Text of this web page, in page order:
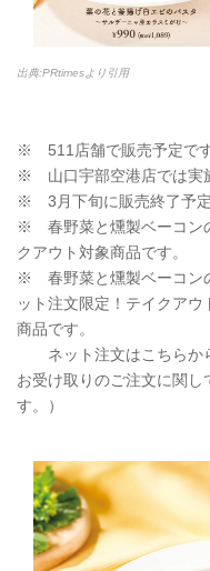
出典:PRtimesより引用
※ 511店舗で販売予定です
※ 山口宇部空港店では実
※ 3月下旬に販売終了予定
※ 春野菜と燻製ベーコン
クアウト対象商品です。
※ 春野菜と燻製ベーコン
ット注文限定！テイクア
商品です。
ネット注文はこちらか
お受け取りのご注文に関
す。）